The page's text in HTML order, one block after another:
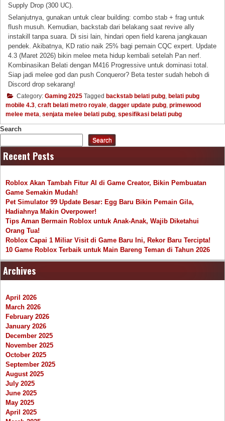
Supply Drop (300 UC).
Selanjutnya, gunakan untuk clear building: combo stab + frag untuk
flush musuh. Kemudian, backstab dari belakang saat revive ally
instakill tanpa suara. Di sisi lain, hindari open field karena jangkauan
pendek. Akibatnya, KD ratio naik 25% bagi pemain CQC expert. Update
4.3 (Maret 2026) bikin melee meta hidup kembali setelah Pan nerf.
Kombinasikan Belati dengan M416 Progressive untuk dominasi total.
Siap jadi melee god dan push Conqueror? Beta tester sudah heboh di
Discord drop sekarang!
Category: Gaming 2025 Tagged backstab belati pubg, belati pubg
mobile 4.3, craft belati metro royale, dagger update pubg, primewood
melee meta, senjata melee belati pubg, spesifikasi belati pubg
Search
Search
Recent Posts
Roblox Akan Tambah Fitur AI di Game Creator, Bikin Pembuatan
Game Semakin Mudah!
Pet Simulator 99 Update Besar: Egg Baru Bikin Pemain Gila,
Hadiahnya Makin Overpower!
Tips Aman Bermain Roblox untuk Anak-Anak, Wajib Diketahui
Orang Tua!
Roblox Capai 1 Miliar Visit di Game Baru Ini, Rekor Baru Tercipta!
10 Game Roblox Terbaik untuk Main Bareng Teman di Tahun 2026
Archives
April 2026
March 2026
February 2026
January 2026
December 2025
November 2025
October 2025
September 2025
August 2025
July 2025
June 2025
May 2025
April 2025